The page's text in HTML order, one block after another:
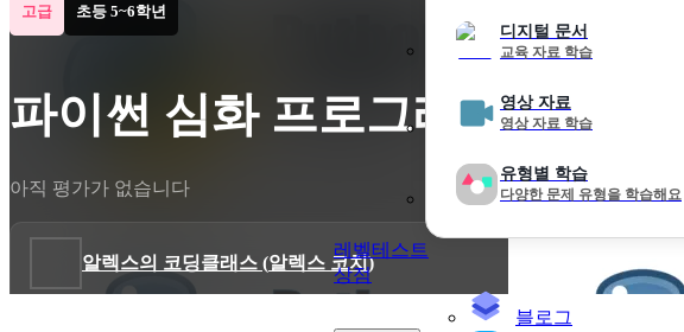
디지털 문서
교육 자료 학습
영상 자료
영상 자료 학습
유형별 학습
다양한 문제 유형을 학습해요
레벨테스트
상점
블로그
고급 초등 5~6학년
파이썬 심화 프로그래밍
아직 평가가 없습니다
알렉스의 코딩클래스 (알렉스 코치)